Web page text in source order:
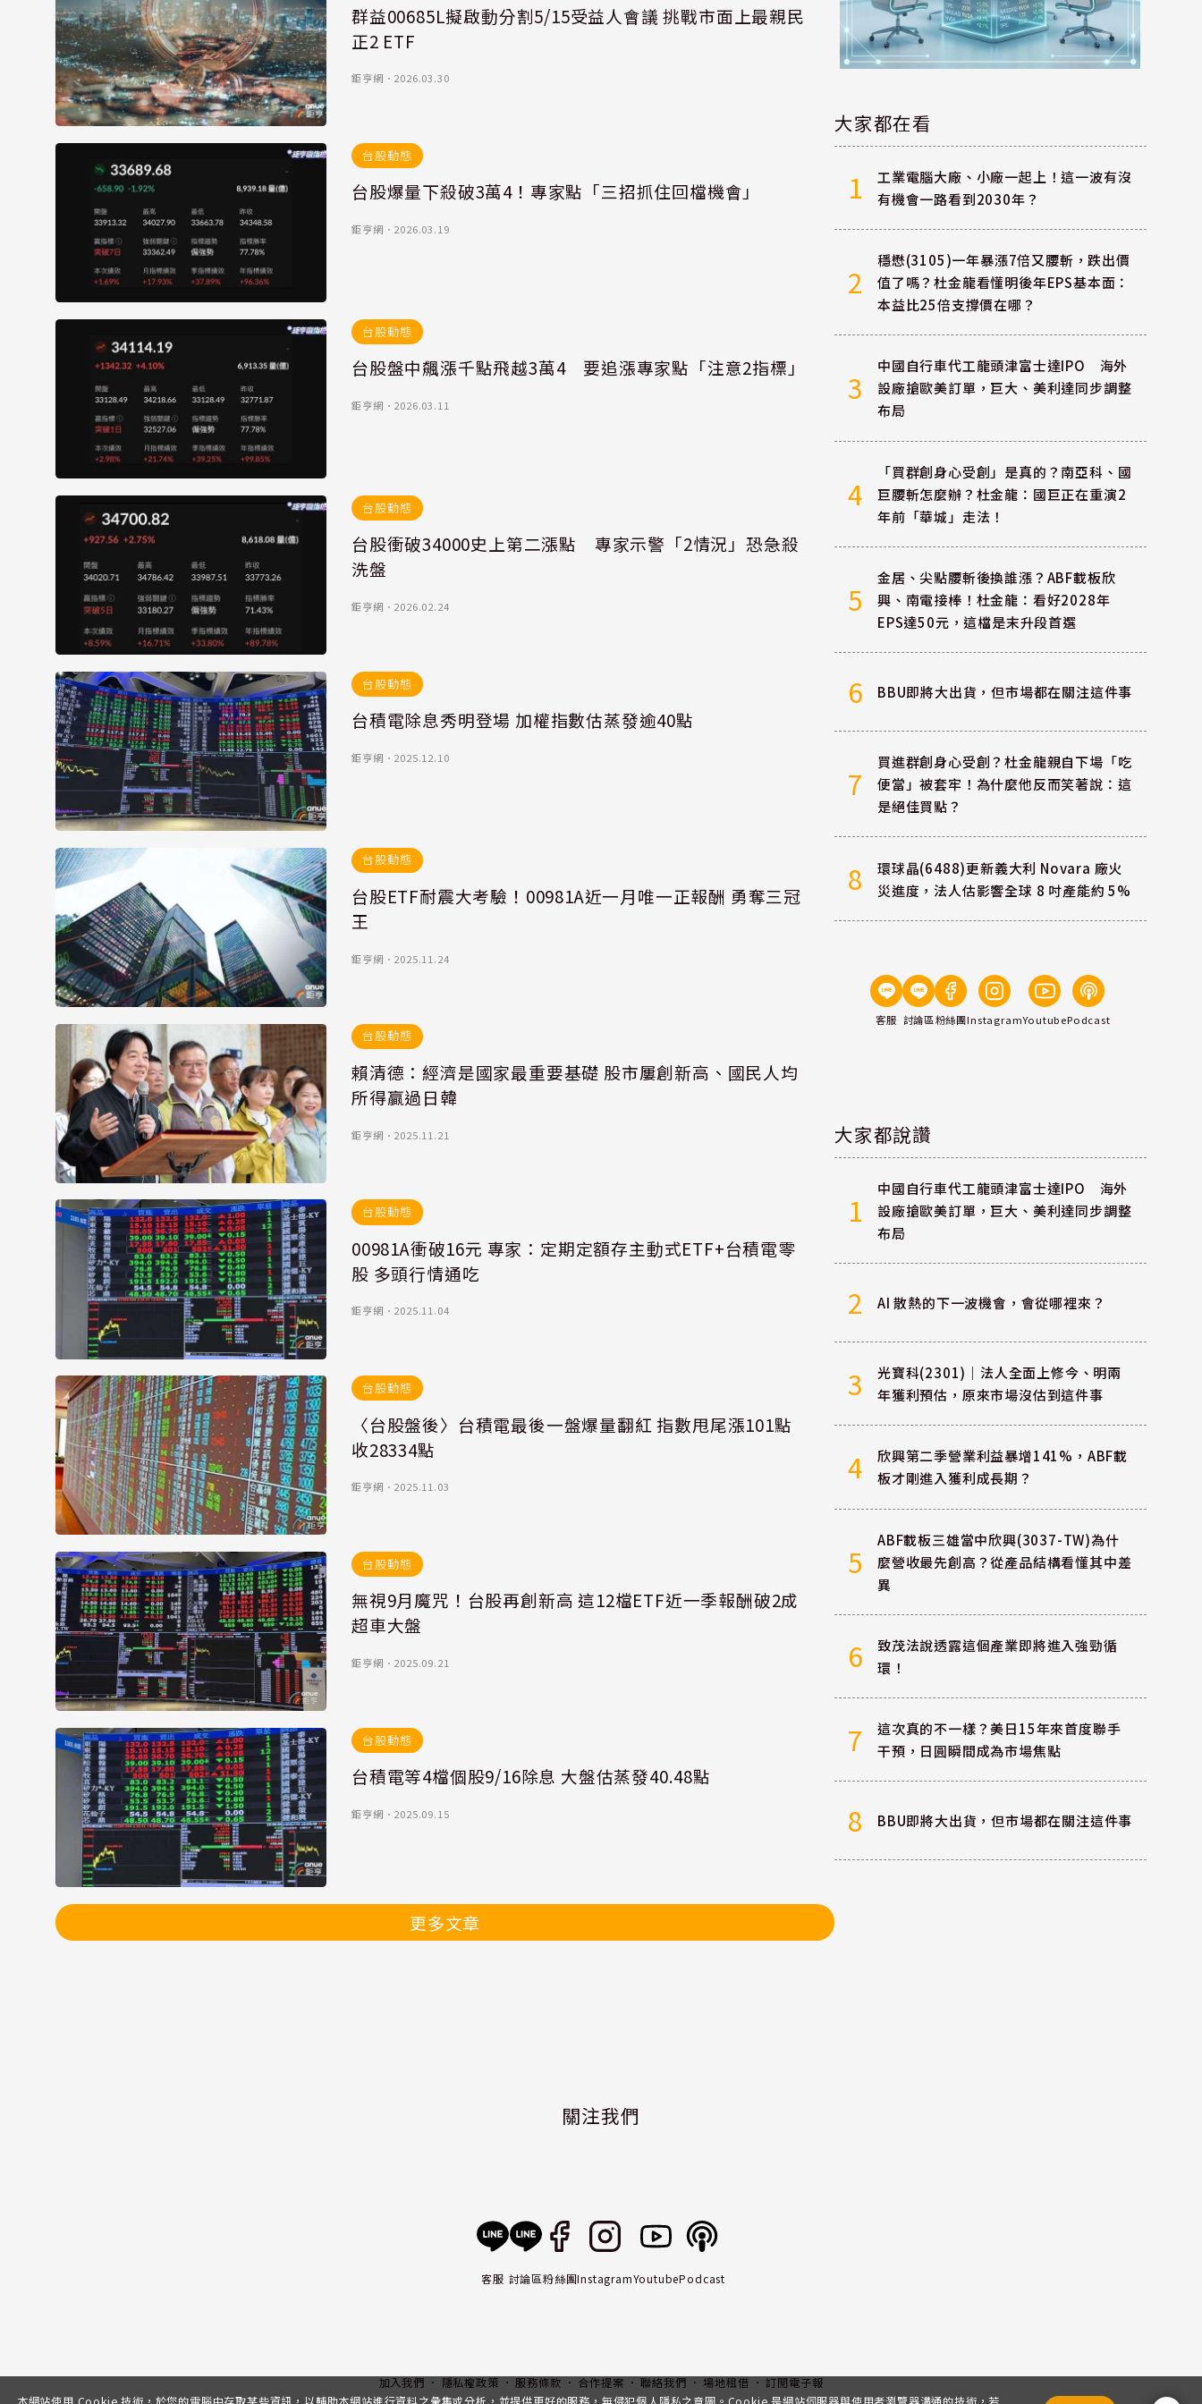
群益00685L擬啟動分割5/15受益人會議 挑戰市面上最親民
正2 ETF
鉅亨網 ． 2026.03.30
台股動態
台股爆量下殺破3萬4！專家點「三招抓住回檔機會」
鉅亨網 ． 2026.03.19
台股動態
台股盤中飆漲千點飛越3萬4 要追漲專家點「注意2指標」
鉅亨網 ． 2026.03.11
台股動態
台股衝破34000史上第二漲點 專家示警「2情況」恐急殺
洗盤
鉅亨網 ． 2026.02.24
台股動態
台積電除息秀明登場 加權指數估蒸發逾40點
鉅亨網 ． 2025.12.10
台股動態
台股ETF耐震大考驗！00981A近一月唯一正報酬 勇奪三冠
王
鉅亨網 ． 2025.11.24
台股動態
賴清德：經濟是國家最重要基礎 股市屢創新高、國民人均
所得贏過日韓
鉅亨網 ． 2025.11.21
台股動態
00981A衝破16元 專家：定期定額存主動式ETF+台積電零
股 多頭行情通吃
鉅亨網 ． 2025.11.04
台股動態
〈台股盤後〉台積電最後一盤爆量翻紅 指數甩尾漲101點
收28334點
鉅亨網 ． 2025.11.03
台股動態
無視9月魔咒！台股再創新高 這12檔ETF近一季報酬破2成
超車大盤
鉅亨網 ． 2025.09.21
台股動態
台積電等4檔個股9/16除息 大盤估蒸發40.48點
鉅亨網 ． 2025.09.15
更多文章
大家都在看
1
工業電腦大廠、小廠一起上！這一波有沒
有機會一路看到2030年？
2
穩懋(3105)一年暴漲7倍又腰斬，跌出價
值了嗎？杜金龍看懂明後年EPS基本面：
本益比25倍支撐價在哪？
3
中國自行車代工龍頭津富士達IPO 海外
設廠搶歐美訂單，巨大、美利達同步調整
布局
4
「買群創身心受創」是真的？南亞科、國
巨腰斬怎麼辦？杜金龍：國巨正在重演2
年前「華城」走法！
5
金居、尖點腰斬後換誰漲？ABF載板欣
興、南電接棒！杜金龍：看好2028年
EPS達50元，這檔是末升段首選
6 BBU即將大出貨，但市場都在關注這件事
7
買進群創身心受創？杜金龍親自下場「吃
便當」被套牢！為什麼他反而笑著說：這
是絕佳買點？
8
環球晶(6488)更新義大利 Novara 廠火
災進度，法人估影響全球 8 吋產能約 5%
客服 討論區粉絲團InstagramYoutubePodcast
大家都說讚
1
中國自行車代工龍頭津富士達IPO 海外
設廠搶歐美訂單，巨大、美利達同步調整
布局
2 AI 散熱的下一波機會，會從哪裡來？
3
光寶科(2301)｜法人全面上修今、明兩
年獲利預估，原來市場沒估到這件事
4
欣興第二季營業利益暴增141%，ABF載
板才剛進入獲利成長期？
5
ABF載板三雄當中欣興(3037-TW)為什
麼營收最先創高？從產品結構看懂其中差
異
6
致茂法說透露這個產業即將進入強勁循
環！
7
這次真的不一樣？美日15年來首度聯手
干預，日圓瞬間成為市場焦點
8 BBU即將大出貨，但市場都在關注這件事
關注我們
客服 討論區粉絲團InstagramYoutubePodcast
加入我們 隱私權政策 服務條款 合作提案 聯絡我們 場地租借 訂閱電子報